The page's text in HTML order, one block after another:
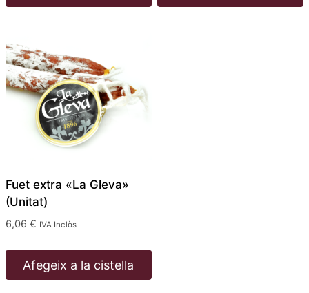
Fuet extra «La Gleva»
(Unitat)
6,06 € IVA Inclòs
Afegeix a la cistella